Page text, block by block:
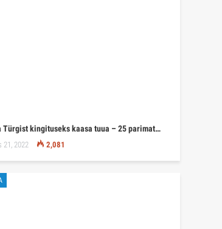
Türgist kingituseks kaasa tuua – 25 parimat…
21, 2022 2,081